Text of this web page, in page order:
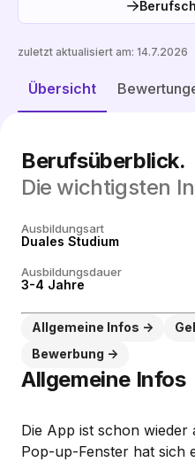
Übersicht
zuletzt aktualisiert am: 14.7.2026
Berufsüberblick.
Die wichtigsten
Ausbildungsart
Duales Studium
Ausbildungsdauer
3-4 Jahre
Allgemeine Infos
Bewerbung
Allgemeine Infos
Die App ist schon wieder
Pop-up-Fenster hat sich